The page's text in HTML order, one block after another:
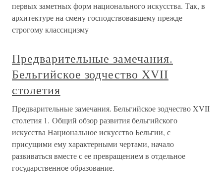
первых заметных форм национального искусства. Так, в
архитектуре на смену господствовавшему прежде
строгому классицизму
Предварительные замечания.
Бельгийское зодчество XVII
столетия
Предварительные замечания. Бельгийское зодчество XVII
столетия 1. Общий обзор развития бельгийского
искусства Национальное искусство Бельгии, с
присущими ему характерными чертами, начало
развиваться вместе с ее превращением в отдельное
государственное образование.